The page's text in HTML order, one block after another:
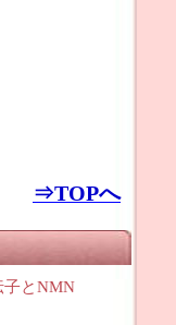
⇒TOPへ
子とNMN